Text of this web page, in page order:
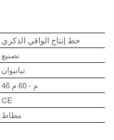
خط إنتاج الواقي الذكري
تصنيع
تيانيوان
46 م - 60 م
CE
مطاط